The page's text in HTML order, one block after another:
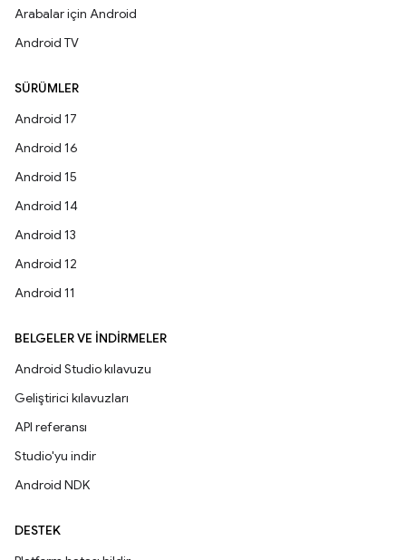
Arabalar için Android
Android TV
SÜRÜMLER
Android 17
Android 16
Android 15
Android 14
Android 13
Android 12
Android 11
BELGELER VE İNDIRMELER
Android Studio kılavuzu
Geliştirici kılavuzları
API referansı
Studio'yu indir
Android NDK
DESTEK